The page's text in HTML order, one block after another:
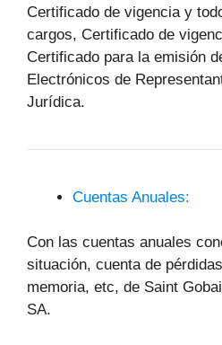
Certificado de vigencia y
cargos, Certificado de
Certificado para la emisión
Electrónicos de
Jurídica.
Cuentas Anuales:
Con las cuentas anuales
situación, cuenta de
memoria, etc, de Saint
SA.